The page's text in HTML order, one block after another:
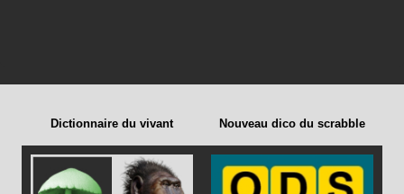
Dictionnaire du vivant Nouveau dico du scrabble